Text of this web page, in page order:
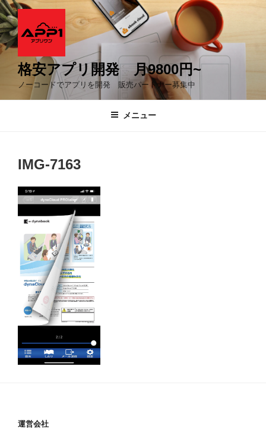
コ
ン
テ
ン
格安アプリ開発 月9800円~
ノーコードでアプリを開発 販売パートナー募集中
メニュー
IMG-7163
運営会社